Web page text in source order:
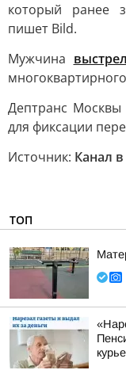
который ранее
пишет Bild.
Мужчина
Дептранс
для фиксации
Источник: Канал
ТОП